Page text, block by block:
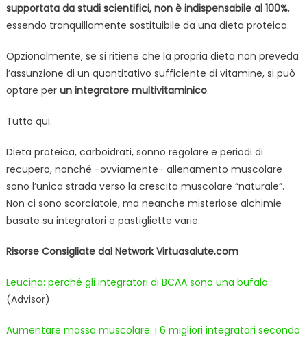
supportata da studi scientifici, non è indispensabile al 100%,
essendo tranquillamente sostituibile da una dieta proteica.
Opzionalmente, se si ritiene che la propria dieta non preveda
l’assunzione di un quantitativo sufficiente di vitamine, si può
optare per un integratore multivitaminico.
Tutto qui.
Dieta proteica, carboidrati, sonno regolare e periodi di
recupero, nonché -ovviamente- allenamento muscolare
sono l’unica strada verso la crescita muscolare “naturale”.
Non ci sono scorciatoie, ma neanche misteriose alchimie
basate su integratori e pastigliette varie.
Risorse Consigliate dal Network Virtuasalute.com
Leucina: perché gli integratori di BCAA sono una bufala
(Advisor)
Aumentare massa muscolare: i 6 migliori integratori secondo